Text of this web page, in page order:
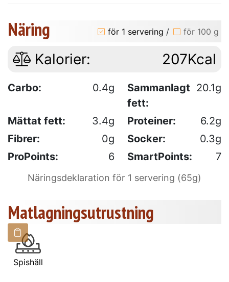
Näring för 1 servering / för 100 g
Kalorier: 207Kcal
Carbo: 0.4g
Sammanlagt
fett:
20.1g
Mättat fett: 3.4g Proteiner:
6.2g
Fibrer:
0g Socker:
0.3g
ProPoints:
6 SmartPoints: 7
Näringsdeklaration för 1 servering (65g)
Matlagningsutrustning
Spishäll